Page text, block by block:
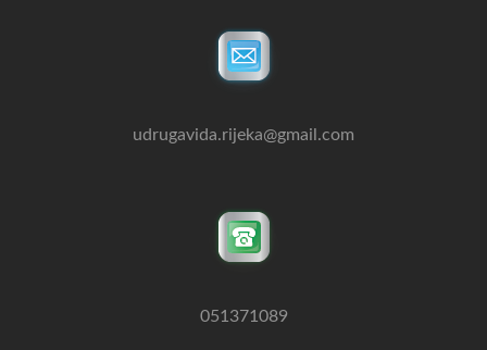
udrugavida.rijeka@gmail.com
051371089